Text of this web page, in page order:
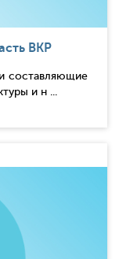
ВКР
составляющие
и н ...